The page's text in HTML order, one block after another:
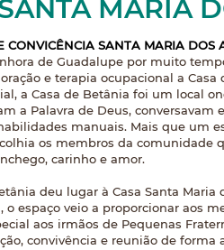
MARIA
CONVICÊNCIA SANTA MARIA DOS
de Guadalupe por muito
e terapia ocupacional a Casa
a Casa de Betânia foi um local
a Palavra de Deus, conversavam e
manuais. Mais que um
os membros da comunidade
carinho e amor.
deu lugar à Casa Santa Maria
o espaço veio a proporcionar aos
aos irmãos de Pequenas
convivência e reunião de forma